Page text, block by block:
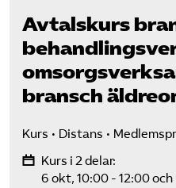
Avtalskurs
bransch
Kurs Distans
Kurs i 2 delar:
6 okt, 10:00 - 12:00och